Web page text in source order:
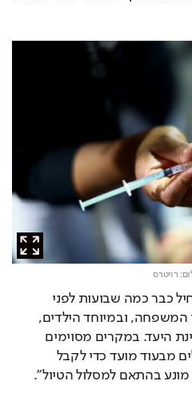
רויטרס
מונע בהתאם למסלול הטיול".